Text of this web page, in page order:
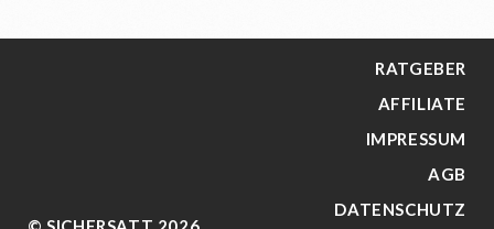
RATGEBER
AFFILIATE
IMPRESSUM
AGB
DATENSCHUTZ